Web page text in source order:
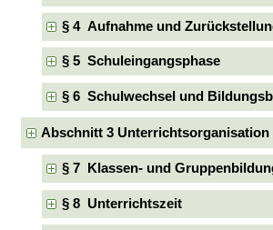
§ 4 Aufnahme und
§ 5 Schuleingangsphase
§ 6 Schulwechsel und
Abschnitt 3 Unterrichtsorganisation
§ 7 Klassen- und
§ 8 Unterrichtszeit